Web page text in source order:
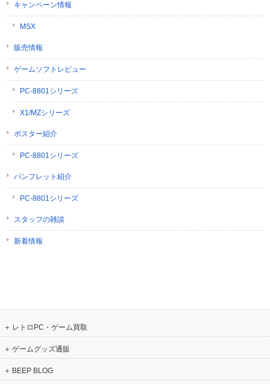
キャンペーン情報
MSX
販売情報
ゲームソフトレビュー
PC-8801シリーズ
X1/MZシリーズ
ポスター紹介
PC-8801シリーズ
パンフレット紹介
PC-8801シリーズ
スタッフの雑談
新着情報
レトロPC・ゲーム買取
ゲームグッズ通販
BEEP BLOG